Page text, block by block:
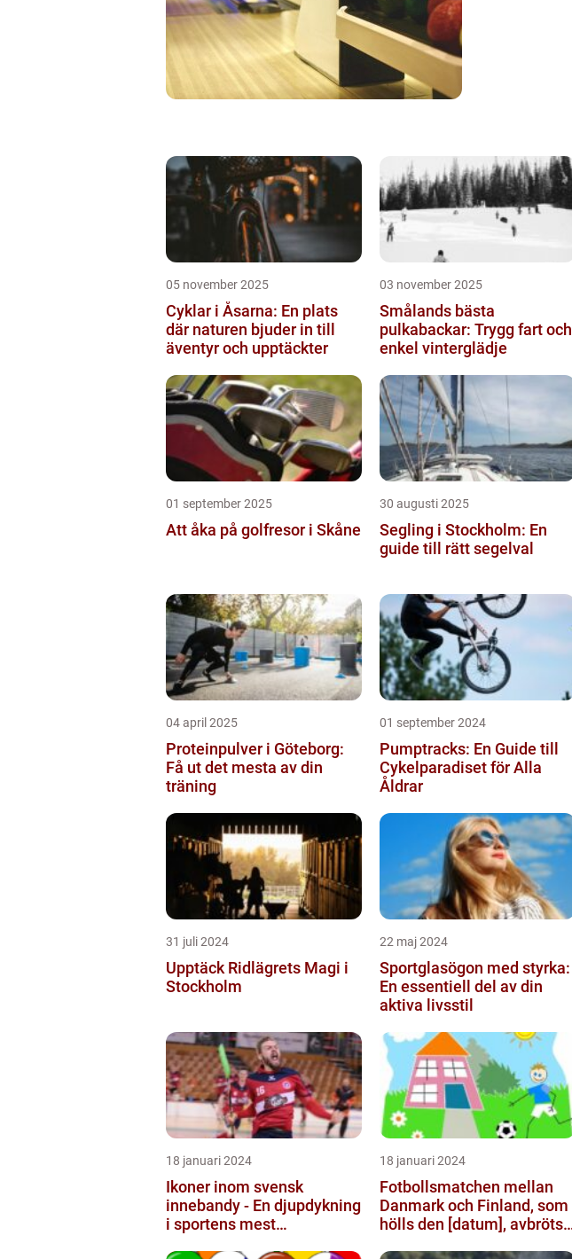
05 november 2025
Cyklar i Åsarna: En plats
där naturen bjuder in till
äventyr och upptäckter
03 november 2025
Smålands bästa
pulkabackar: Trygg fart och
enkel vinterglädje
01 september 2025
Att åka på golfresor i Skåne
30 augusti 2025
Segling i Stockholm: En
guide till rätt segelval
04 april 2025
Proteinpulver i Göteborg:
Få ut det mesta av din
träning
01 september 2024
Pumptracks: En Guide till
Cykelparadiset för Alla
Åldrar
31 juli 2024
Upptäck Ridlägrets Magi i
Stockholm
22 maj 2024
Sportglasögon med styrka:
En essentiell del av din
aktiva livsstil
18 januari 2024
Ikoner inom svensk
innebandy - En djupdykning
i sportens mest
18 januari 2024
Fotbollsmatchen mellan
Danmark och Finland, som
hölls den [datum], avbröts